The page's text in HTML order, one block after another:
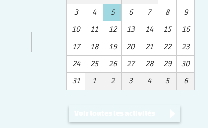
3
4 5 6 7 8
9
10
11 12 13 14 15
16
17
18 19 20 21 22
23
24
25 26 27 28 29
30
31
1 2 3 4 5 6